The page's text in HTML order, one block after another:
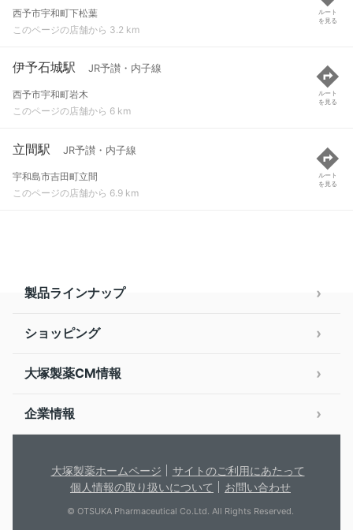
西予市宇和町下松葉
このページの店舗から 3.2 km
ルート
を見る
伊予石城駅 JR予讃・内子線
西予市宇和町岩木
このページの店舗から 6 km
ルート
を見る
立間駅 JR予讃・内子線
宇和島市吉田町立間
このページの店舗から 6.9 km
ルート
を見る
製品ラインナップ
ショッピング
大塚製薬CM情報
企業情報
大塚製薬ホームページ
サイトのご利用にあたって
個人情報の取り扱いについて
お問い合わせ
© OTSUKA Pharmaceutical Co.Ltd. All Rights Reserved.